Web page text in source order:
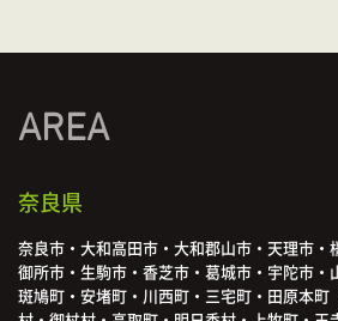
AREA
奈良県
奈良市・大和高田市・大和郡山市・天理市・
御所市・生駒市・香芝市・葛城市・宇陀市・
斑鳩町・安堵町・川西町・三宅町・田原本町